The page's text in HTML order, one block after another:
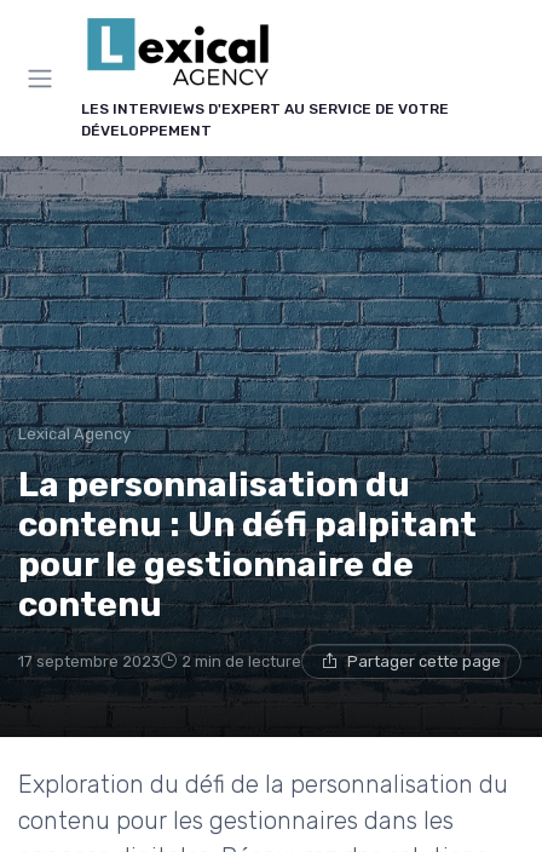
LES INTERVIEWS D'EXPERT AU SERVICE DE VOTRE
DÉVELOPPEMENT
Lexical Agency
La personnalisation du
contenu : Un défi palpitant
pour le gestionnaire de
contenu
17 septembre 2023 2 min de lecture Partager cette page
Exploration du défi de la personnalisation du
contenu pour les gestionnaires dans les
Panneau de gestion des cookies